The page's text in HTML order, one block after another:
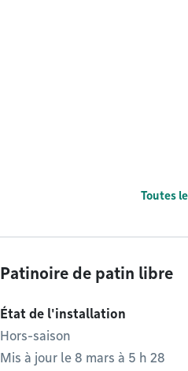
Toutes
Patinoire de patin libre
État de l'installation
Hors-saison
Mis à jour le 8 mars à 5 h 28